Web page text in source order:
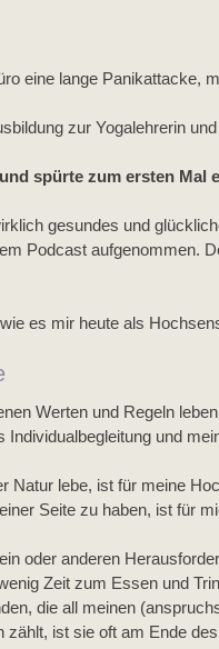
eine lange Panikattacke,
zur Yogalehrerin
spürte zum ersten Mal
gesundes und
Podcast aufgenommen.
es mir heute als
Werten und Regeln
und
Natur lebe, ist für meine
Seite zu haben, ist für
oder anderen
Zeit zum Essen und
die all meinen
ist sie oft am Ende